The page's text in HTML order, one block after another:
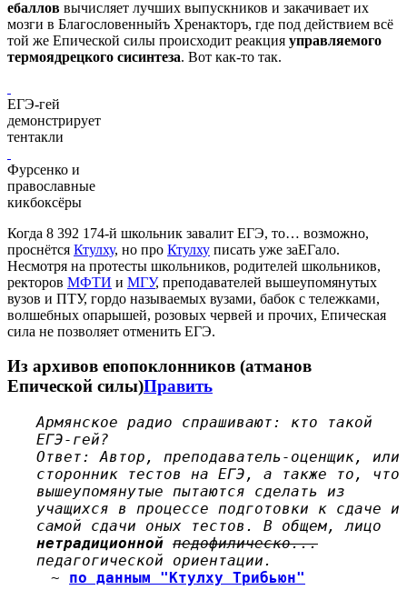
ебаллов вычисляет лучших выпускников и закачивает их
мозги в Благословенныйъ Хренакторъ, где под действием всё
той же Епической силы происходит реакция управляемого
термоядрецкого сисинтеза. Вот как-то так.
ЕГЭ-гей
демонстрирует
тентакли
Фурсенко и
православные
кикбоксёры
Когда 8 392 174-й школьник завалит ЕГЭ, то… возможно,
проснётся Ктулху, но про Ктулху писать уже заЕГало.
Несмотря на протесты школьников, родителей школьников,
ректоров МФТИ и МГУ, преподавателей вышеупомянутых
вузов и ПТУ, гордо называемых вузами, бабок с тележками,
волшебных опарышей, розовых червей и прочих, Епическая
сила не позволяет отменить ЕГЭ.
Из архивов епопоклонников (атманов
Епической силы)Править
Армянское радио спрашивают: кто такой
ЕГЭ-гей?
Ответ: Автор, преподаватель-оценщик, или
сторонник тестов на ЕГЭ, а также то, что
вышеупомянутые пытаются сделать из
учащихся в процессе подготовки к сдаче и
самой сдачи оных тестов. В общем, лицо
нетрадиционной педофилическо...
педагогической ориентации.
~ по данным "Ктулху Трибьюн"